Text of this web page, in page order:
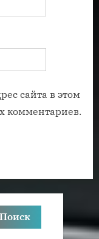
сайта в этом
комментариев.